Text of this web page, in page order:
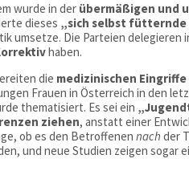
wurde in der übermäßigen und
dieses „sich selbst fütternde
umsetze. Die Parteien delegieren
haben.
die medizinischen Eingriffe
Frauen in Österreich in den
thematisiert. Es sei ein
ziehen, anstatt einer
ob es den Betroffenennach der
und neue Studien zeigen sogar